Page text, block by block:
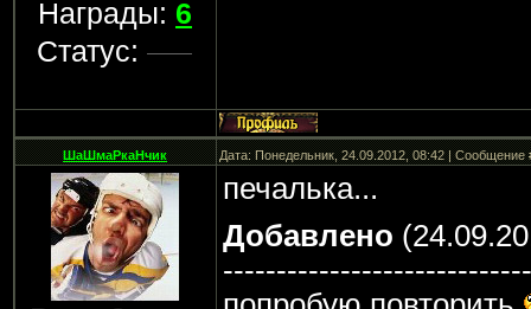
Награды: 6
Статус:
ШаШмаРкаНчик Дата: Понедельник, 24.09.2012, 08:42 | Сообщение
печалька...
Добавлено